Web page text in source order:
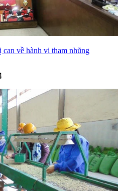
về hành vi tham nhũng